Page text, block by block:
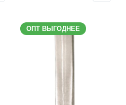
ОПТ ВЫГОДНЕЕ